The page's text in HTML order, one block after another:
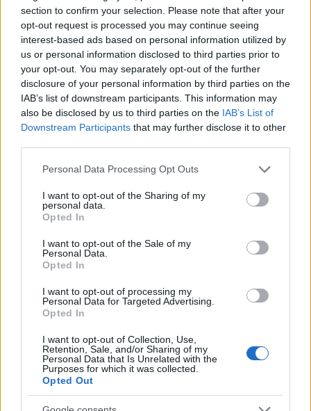
section to confirm your selection. Please note that after your
opt-out request is processed you may continue seeing
interest-based ads based on personal information utilized by
us or personal information disclosed to third parties prior to
your opt-out. You may separately opt-out of the further
disclosure of your personal information by third parties on the
IAB’s list of downstream participants. This information may
also be disclosed by us to third parties on the IAB’s List of
Downstream Participants that may further disclose it to other
Please note that this website/app uses one or more Google
not limited to your visit or usage behaviour. You may click to
grant or deny consent to Google and its third-party tags to
use your data for below specified purposes in below Google
consent section.
Personal Data Processing Opt Outs
I want to opt-out of the Sharing of my
personal data.
Opted In
I want to opt-out of the Sale of my
Personal Data.
Opted In
I want to opt-out of processing my
Personal Data for Targeted Advertising.
Opted In
I want to opt-out of Collection, Use,
Retention, Sale, and/or Sharing of my
Personal Data that Is Unrelated with the
Purposes for which it was collected.
Opted Out
Ο σχεδιασμός των αντιδραστήρων RBMK-
1000 παρουσίαζε σημαντικές ελλείψεις και
ελαττώματα, και δεν συμμορφωνόταν με τα
αποδεκτά επίπεδα ασφαλείας για τους
Κατά τη νυχτερινή βάρδια, υπεύθυνος για
τον χειρισμό του αντιδραστήρα ήταν ένας
νέος μηχανικός με τρίμηνη εμπειρία.
Στην αίθουσα ελέγχου άρχισαν να